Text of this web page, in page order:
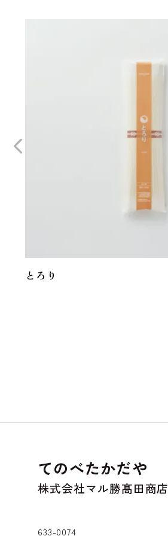
とろり
てのべたかだや
株式会社マル勝髙田商店
633-0074